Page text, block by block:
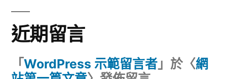
近期留言
「 WordPress 示範留言者 」於〈網